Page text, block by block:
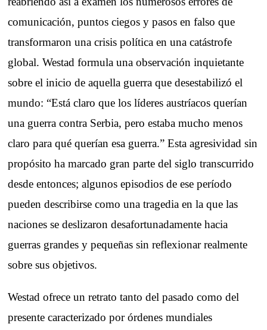
comunicación, puntos ciegos y pasos en falso que
transformaron una crisis política en una catástrofe
global. Westad formula una observación inquietante
sobre el inicio de aquella guerra que desestabilizó el
mundo: “Está claro que los líderes austríacos querían
una guerra contra Serbia, pero estaba mucho menos
claro para qué querían esa guerra.” Esta agresividad sin
propósito ha marcado gran parte del siglo transcurrido
desde entonces; algunos episodios de ese período
pueden describirse como una tragedia en la que las
naciones se deslizaron desafortunadamente hacia
guerras grandes y pequeñas sin reflexionar realmente
sobre sus objetivos.
Westad ofrece un retrato tanto del pasado como del
presente caracterizado por órdenes mundiales